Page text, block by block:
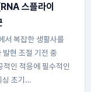
스플라이
복잡한 생활사를
현 조절 기전 중
인 적응에 필수적인
싱 초기…